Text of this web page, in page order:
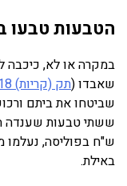
הטבעות טבעו
במקרה או לא, כיכבה
שאבדו (תק (קריות) 38059-02-18
שביטחו את ביתם
ששתי טבעות שענדה
ש"ח בפוליסה,
באילת.